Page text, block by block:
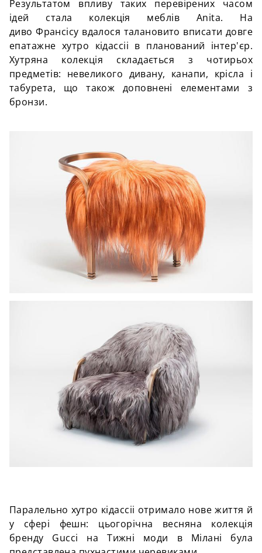
Результатом впливу таких перевірених часом
ідей стала колекція меблів Anita. На
диво Франсісу вдалося талановито вписати довге
епатажне хутро кідассіі в планований інтер'єр.
Хутряна колекція складається з чотирьох
предметів: невеликого дивану, канапи, крісла і
табурета, що також доповнені елементами з
бронзи.
Паралельно хутро кідассіі отримало нове життя й
у сфері фешн: цьогорічна весняна колекція
бренду Gucci на Тижні моди в Мілані була